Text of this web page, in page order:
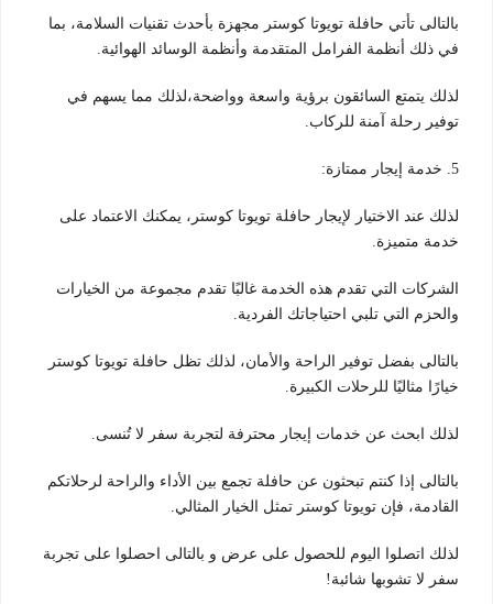
بالتالى تأتي حافلة تويوتا كوستر مجهزة بأحدث تقنيات السلامة، بما
في ذلك أنظمة الفرامل المتقدمة وأنظمة الوسائد الهوائية.
لذلك يتمتع السائقون برؤية واسعة وواضحة،لذلك مما يسهم في
توفير رحلة آمنة للركاب.
5. خدمة إيجار ممتازة:
لذلك عند الاختيار لإيجار حافلة تويوتا كوستر، يمكنك الاعتماد على
خدمة متميزة.
الشركات التي تقدم هذه الخدمة غالبًا تقدم مجموعة من الخيارات
والحزم التي تلبي احتياجاتك الفردية.
بالتالى بفضل توفير الراحة والأمان، لذلك تظل حافلة تويوتا كوستر
خيارًا مثاليًا للرحلات الكبيرة.
لذلك ابحث عن خدمات إيجار محترفة لتجربة سفر لا تُنسى.
بالتالى إذا كنتم تبحثون عن حافلة تجمع بين الأداء والراحة لرحلاتكم
القادمة، فإن تويوتا كوستر تمثل الخيار المثالي.
لذلك اتصلوا اليوم للحصول على عرض و بالتالى احصلوا على تجربة
سفر لا تشوبها شائبة!